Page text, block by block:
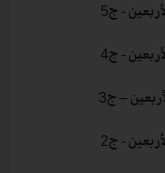
- ج5
- ج4
– ج3
- ج2